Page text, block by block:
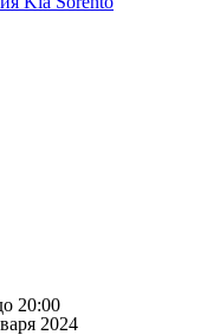
20:00
2024